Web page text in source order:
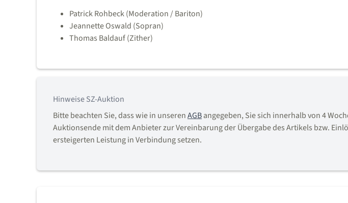
Patrick Rohbeck (Moderation / Bariton)
Jeannette Oswald (Sopran)
Thomas Baldauf (Zither)
Hinweise SZ-Auktion
Bitte beachten Sie, dass wie in unserenAGBangegeben, Sie sich innerhalb von 4
Auktionsende mit dem Anbieter zur Vereinbarung der Übergabe des Artikels bzw.
ersteigerten Leistung in Verbindung setzen.